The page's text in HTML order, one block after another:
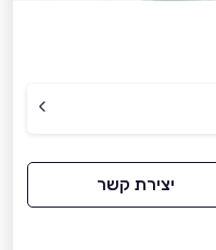
יצירת קשר